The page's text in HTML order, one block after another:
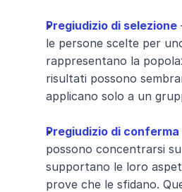
Pregiudizio di selezione
le persone scelte per
rappresentano la
risultati possono
applicano solo a un
Pregiudizio di conferma
possono concentrarsi
supportano le loro
prove che le sfidano.